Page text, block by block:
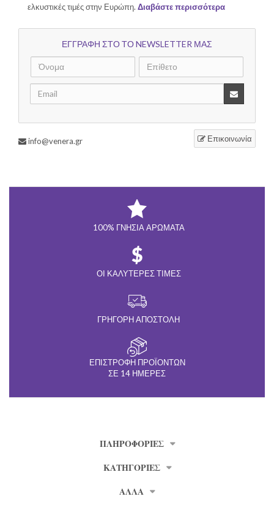
ελκυστικές τιμές στην Ευρώπη. Διαβάστε περισσότερα
ΕΓΓΡΑΦΗ ΣΤΟ ΤΟ NEWSLETTER ΜΑΣ
Επικοινωνία
info@venera.gr
100% ΓΝΉΣΙΑ ΑΡΏΜΑΤΑ
ΟΙ ΚΑΛΎΤΕΡΕΣ ΤΙΜΈΣ
ΓΡΉΓΟΡΗ ΑΠΟΣΤΟΛΉ
ΕΠΙΣΤΡΟΦΉ ΠΡΟΪΌΝΤΩΝ
ΣΕ 14 ΗΜΈΡΕΣ
ΠΛΗΡΟΦΟΡΊΕΣ
ΚΑΤΗΓΟΡΙΕΣ
ΑΛΛΑ